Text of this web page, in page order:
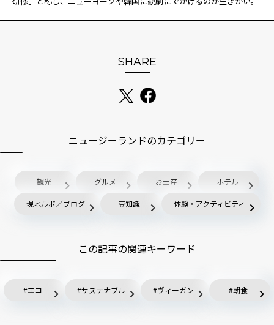
SHARE
ニュージーランドのカテゴリー
観光 グルメ お土産 ホテル
現地ルポ／ブログ 豆知識 体験・アクティビティ
この記事の関連キーワード
エコ サステナブル ヴィーガン 朝食